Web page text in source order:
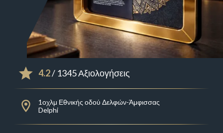
4.2/ 1345 Αξιολογήσεις
1οχλμ Εθνικής οδού Δελφών-Άμφισσας
Delphi